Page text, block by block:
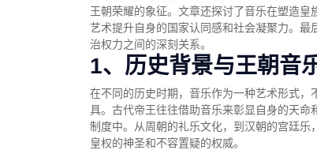
王朝荣耀的象征。文章还探讨了音乐在塑造
艺术提升自身的国家认同感和社会凝聚力。
治权力之间的深刻关系。
1、历史背景与王朝音
在不同的历史时期，音乐作为一种艺术形式
具。古代帝王往往借助音乐来彰显自身的天
制度中。从周朝的礼乐文化，到汉朝的宫廷
皇权的神圣和不容置疑的权威。